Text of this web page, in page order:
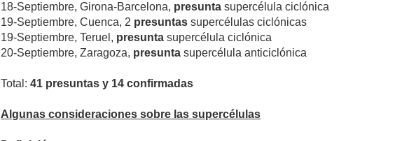
18-Septiembre, Girona-Barcelona, presunta supercélula ciclónica
19-Septiembre, Cuenca, 2 presuntas supercélulas ciclónicas
19-Septiembre, Teruel, presunta supercélula ciclónica
20-Septiembre, Zaragoza, presunta supercélula anticiclónica
Total:41 presuntas y 14 confirmadas
Algunas consideraciones sobre las supercélulas